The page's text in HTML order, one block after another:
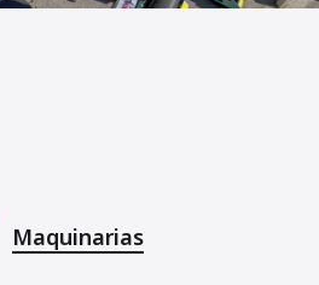
Maquinarias